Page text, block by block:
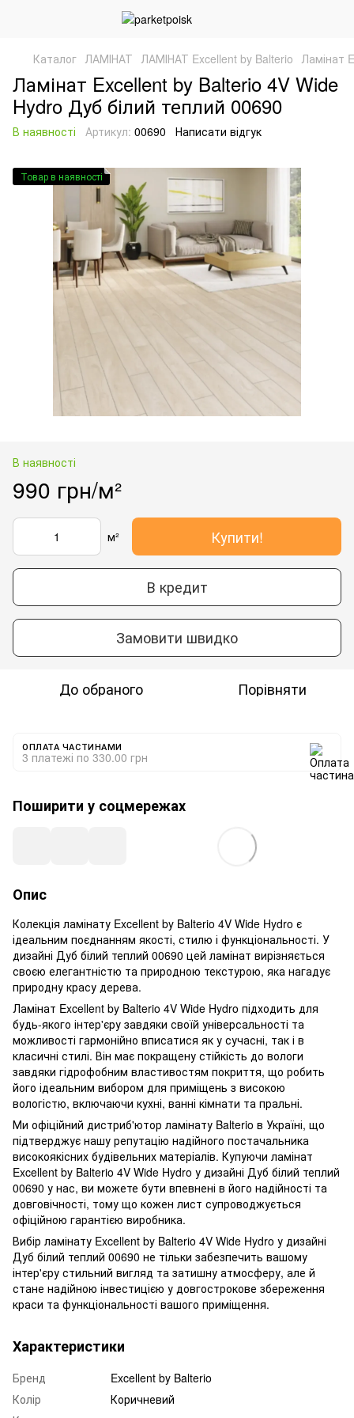
Каталог ЛАМІНАТ ЛАМІНАТ Excellent by Balterio Ламінат
Ламінат Excellent by Balterio 4V Wide
Hydro Дуб білий теплий 00690
В наявності Артикул: 00690 Написати відгук
Товар в наявності
В наявності
990 грн/м²
м² Купити!
В кредит
Замовити швидко
До обраного Порівняти
ОПЛАТА ЧАСТИНАМИ
3 платежі по 330.00 грн
Поширити у соцмережах
Опис
Колекція ламінату Excellent by Balterio 4V Wide Hydro є
ідеальним поєднанням якості, стилю і функціональності. У
дизайні Дуб білий теплий 00690 цей ламінат вирізняється
своєю елегантністю та природною текстурою, яка нагадує
природну красу дерева.
Ламінат Excellent by Balterio 4V Wide Hydro підходить для
будь-якого інтер'єру завдяки своїй універсальності та
можливості гармонійно вписатися як у сучасні, так і в
класичні стилі. Він має покращену стійкість до вологи
завдяки гідрофобним властивостям покриття, що робить
його ідеальним вибором для приміщень з високою
вологістю, включаючи кухні, ванні кімнати та пральні.
Ми офіційний дистриб'ютор ламінату Balterio в Україні, що
підтверджує нашу репутацію надійного постачальника
високоякісних будівельних матеріалів. Купуючи ламінат
Excellent by Balterio 4V Wide Hydro у дизайні Дуб білий теплий
00690 у нас, ви можете бути впевнені в його надійності та
довговічності, тому що кожен лист супроводжується
офіційною гарантією виробника.
Вибір ламінату Excellent by Balterio 4V Wide Hydro у дизайні
Дуб білий теплий 00690 не тільки забезпечить вашому
інтер'єру стильний вигляд та затишну атмосферу, але й
стане надійною інвестицією у довгострокове збереження
краси та функціональності вашого приміщення.
Характеристики
Бренд
Excellent by Balterio
Колір
Коричневий